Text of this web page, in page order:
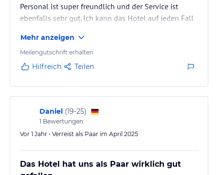
Personal ist super freundlich und der Service ist
ebenfalls sehr gut. Ich kann das Hotel auf jeden Fall
Shoppingcenter in der Nähe. Im Hotel gibt es ein
Outdoor Gym und es stehen kostenfreie Parkplätze
zur Verfügung.
Mehr anzeigen
Meilengutschrift erhalten
Hilfreich Teilen
Daniel (19-25)
1 Bewertungen
Vor 1 Jahr • Verreist als Paar im April 2025
Das Hotel hat uns als Paar wirklich gut